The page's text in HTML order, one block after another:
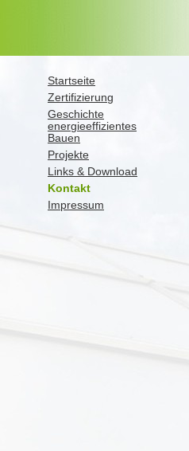
Startseite
Zertifizierung
Geschichte
energieeffizientes
Bauen
Projekte
Links & Download
Kontakt
Impressum